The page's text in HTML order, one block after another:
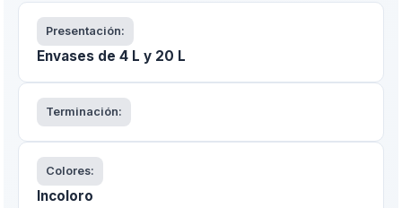
Presentación:
Envases de 4 L y 20 L
Terminación:
Colores:
Incoloro